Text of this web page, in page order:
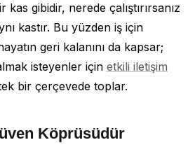
gibidir, nerede çalıştırırsanız
kastır. Bu yüzden iş için
geri kalanını da kapsar;
isteyenler için etkili iletişim
bir çerçevede toplar.
Köprüsüdür